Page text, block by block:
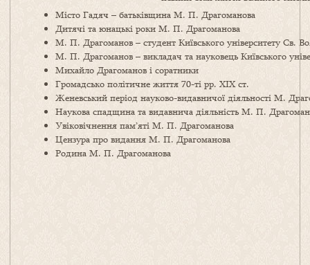
Місто Гадяч – батьківщина М. П. Драгоманова
Дитячі та юнацькі роки М. П. Драгоманова
М. П. Драгоманов – студент Київського університету Св.
М. П. Драгоманов – викладач та науковець Київського
Михайло Драгоманов і соратники
Громадсько політичне життя 70-ті рр. ХІХ ст.
Женевський період науково-видавничої діяльності М.
Наукова спадщина та видавнича діяльність М. П.
Увіковічнення пам’яті М. П. Драгоманова
Цензура про видання М. П. Драгоманова
Родина М. П. Драгоманова